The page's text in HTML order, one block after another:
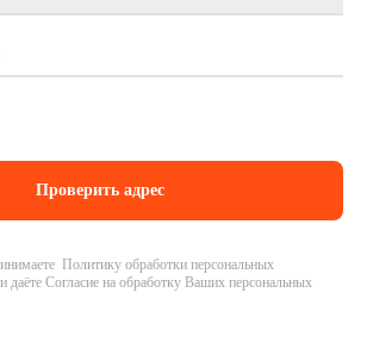
Политику обработки персональных
даёте Согласие на обработку Ваших персональных